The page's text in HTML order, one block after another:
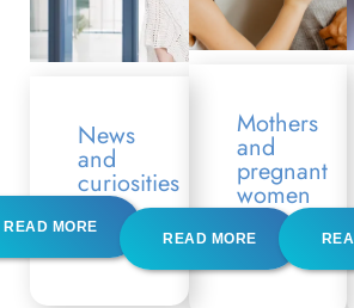
News
and
curiosities
READ MORE
Mothers
and
pregnant
women
READ MORE